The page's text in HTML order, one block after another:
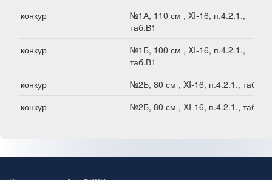
конкур
№1А, 110 см , XI-16, п.4.2.1.,
таб.В1
конкур
№1Б, 100 см , XI-16, п.4.2.1.,
таб.В1
конкур
№2Б, 80 см , XI-16, п.4.2.1., таб.В1
конкур
№2Б, 80 см , XI-16, п.4.2.1., таб.В1